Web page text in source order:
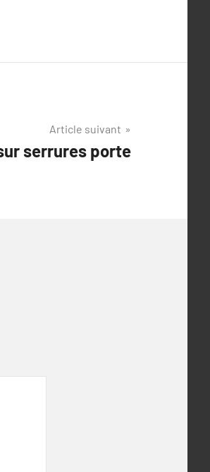
Article suivant
serrures porte